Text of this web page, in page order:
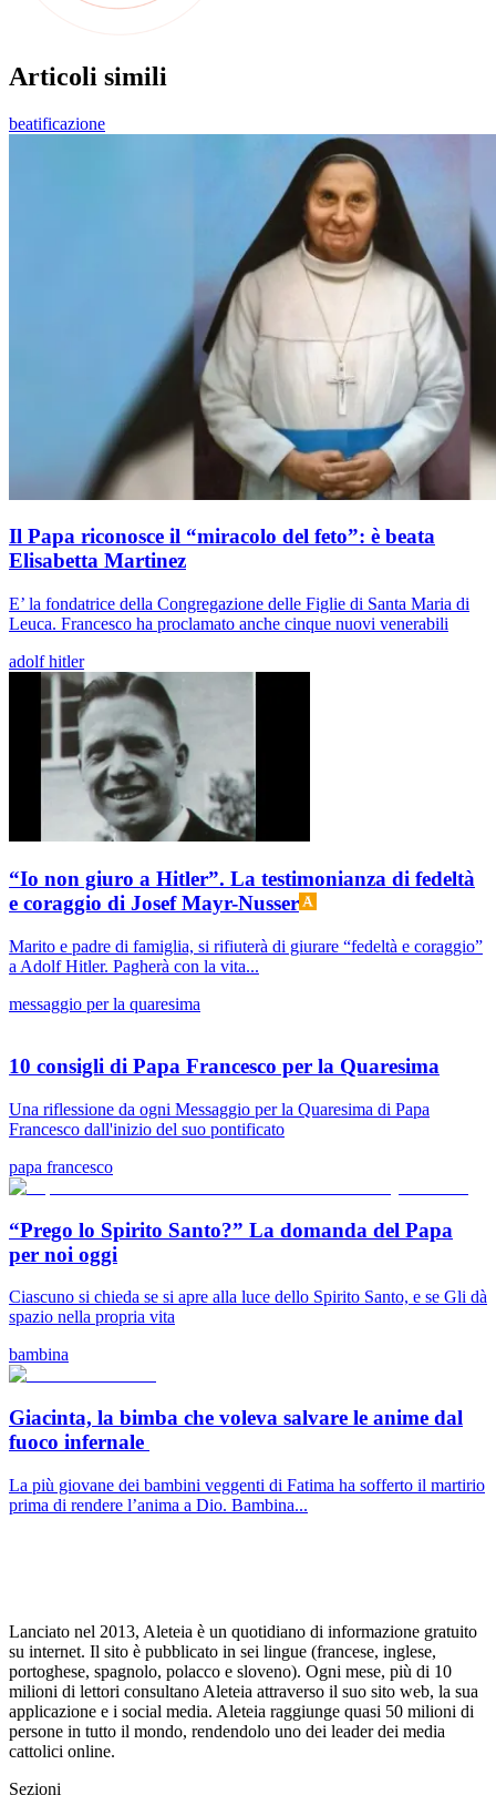
Articoli simili
beatificazione
Il Papa riconosce il “miracolo del feto”: è beata
Elisabetta Martinez
E’ la fondatrice della Congregazione delle Figlie di Santa Maria di
Leuca. Francesco ha proclamato anche cinque nuovi venerabili
adolf hitler
“Io non giuro a Hitler”. La testimonianza di fedeltà
e coraggio di Josef Mayr-Nusser
Marito e padre di famiglia, si rifiuterà di giurare “fedeltà e coraggio”
a Adolf Hitler. Pagherà con la vita...
messaggio per la quaresima
10 consigli di Papa Francesco per la Quaresima
Una riflessione da ogni Messaggio per la Quaresima di Papa
Francesco dall'inizio del suo pontificato
papa francesco
“Prego lo Spirito Santo?” La domanda del Papa
per noi oggi
Ciascuno si chieda se si apre alla luce dello Spirito Santo, e se Gli dà
spazio nella propria vita
bambina
Giacinta, la bimba che voleva salvare le anime dal
fuoco infernale
La più giovane dei bambini veggenti di Fatima ha sofferto il martirio
prima di rendere l’anima a Dio. Bambina...
Lanciato nel 2013, Aleteia è un quotidiano di informazione gratuito
su internet. Il sito è pubblicato in sei lingue (francese, inglese,
portoghese, spagnolo, polacco e sloveno). Ogni mese, più di 10
milioni di lettori consultano Aleteia attraverso il suo sito web, la sua
applicazione e i social media. Aleteia raggiunge quasi 50 milioni di
persone in tutto il mondo, rendendolo uno dei leader dei media
cattolici online.
Sezioni